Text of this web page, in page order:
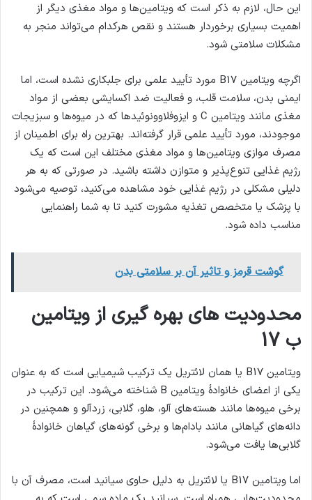
این حال، لازم به ذکر است که ویتامین‌ها و مواد مغذی دیگر از
اهمیت بسیاری برخوردار هستند و نقص هرکدام می‌تواند منجر به
مشکلات سلامتی شود.
اگرچه ویتامین B17 مورد تأیید علمی برای جلبکاری نشده است، اما
ایمنی بدن، سلامت قلب، و فعالیت ضد اکسایشی بعضی از مواد
مغذی مانند ویتامین C و ایزوفلاوونوئیدها که در میوه‌ها و سبزیجات
موجودند، مورد تأیید علمی قرار گرفته‌اند. بهترین راه برای اطمینان از
مصرف موازی ویتامین‌ها و مواد مغذی مختلف این است که یک
رژیم غذایی تنوع‌پذیر و متوازن داشته باشید. در صورتی که به هر
دلیلی مشکلی در رژیم غذایی خود مشاهده می‌کنید، توصیه می‌شود
با پزشک یا متخصص تغذیه مشورت کنید تا به شما راهنمایی
مناسب داده شود.
گوشت قرمز و تاثیر آن بر سلامتی بدن
محدودیت های بهره گیری از ویتامین
ب 17
ویتامین B17 یا همان لائتریل یک ترکیب شیمیایی است که به عنوان
یکی از اعضای خانوادهٔ ویتامین B شناخته می‌شود. این ترکیب در
برخی میوه‌ها مانند هسته‌های آلو، هلو، گلابی، زردآلو و همچنین در
دانه‌های گیاهانی مانند بادام‌ها و برخی گونه‌های گیاهان خانوادهٔ
گلابی‌ها یافت می‌شود.
اما ویتامین B17 یا لائتریل به دلیل حاوی سیانید است، مصرف آن با